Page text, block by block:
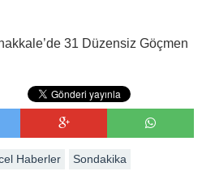
31 Düzensiz Göçmen
Haberler Sondakika